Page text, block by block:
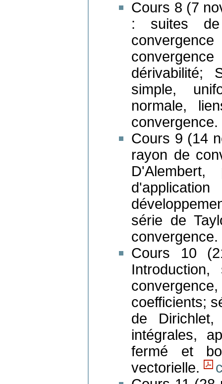
Cours 8 (7
: suites de
dérivabilité;
simple,
normale,
convergence.
Cours 9 (14
rayon de
D'Alembert,
série de
convergence.
Cours 10
Introduction,
coefficients;
de
intégrales,
fermé et
vectorielle.